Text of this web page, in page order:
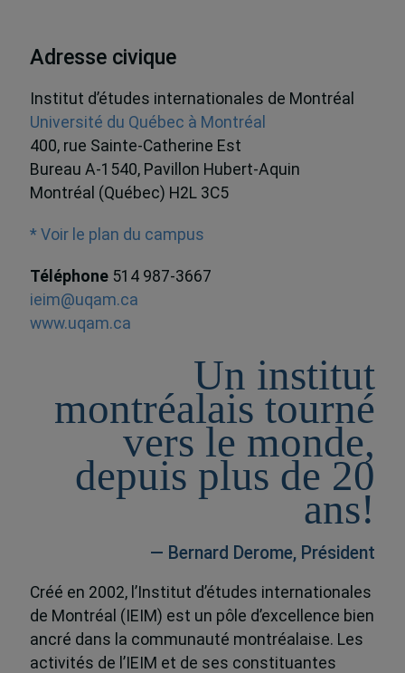
Adresse civique
Institut d’études internationales de Montréal
Université du Québec à Montréal
400, rue Sainte-Catherine Est
Bureau A-1540, Pavillon Hubert-Aquin
Montréal (Québec) H2L 3C5
* Voir le plan du campus
Téléphone 514 987-3667
ieim@uqam.ca
www.uqam.ca
Un institut
montréalais tourné
vers le monde,
depuis plus de 20
ans!
— Bernard Derome, Président
Créé en 2002, l’Institut d’études internationales
de Montréal (IEIM) est un pôle d’excellence bien
ancré dans la communauté montréalaise. Les
activités de l’IEIM et de ses constituantes